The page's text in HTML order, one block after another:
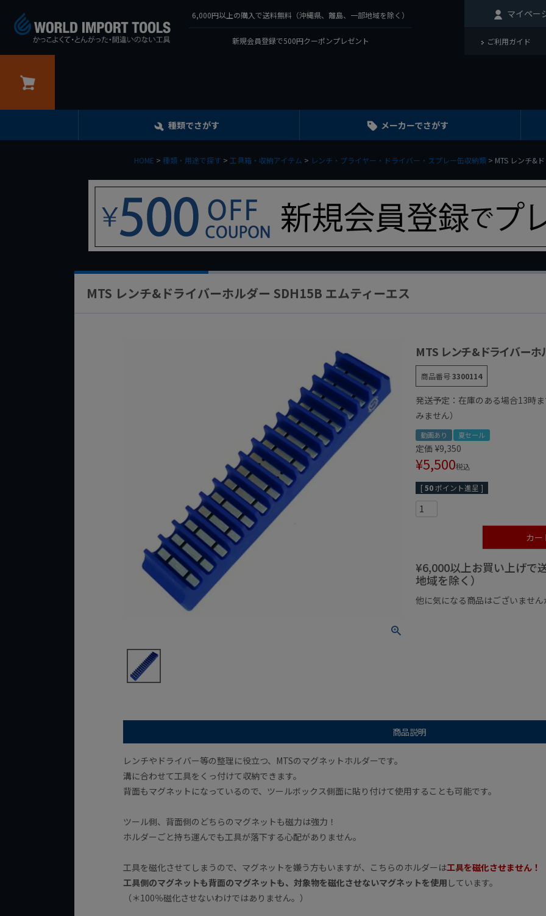
6,000円以上の購入で送料無料（沖縄県、離島、一部地域を除く）
新規会員登録で500円クーポンプレゼント
マイペー
ご利用ガイド
種類でさがす メーカーでさがす
HOME 種類・用途で探す 工具箱・収納アイテム レンチ・プライヤー・ドライバー・スプレー缶収納類 MTS レンチ&
MTS レンチ&ドライバーホルダー SDH15B エムティーエス
MTS レンチ&ドライバー
商品番号3300114
発送予定：在庫のある場合13時
みません）
動画あり 夏セール
定価 ¥9,350
¥5,500税込
[50ポイント進呈 ]
カー
¥6,000以上お買い上げで
地域を除く）
他に気になる商品はございません
商品説明
レンチやドライバー等の整理に役立つ、MTSのマグネットホルダーです。
溝に合わせて工具をくっ付けて収納できます。
背面もマグネットになっているので、ツールボックス側面に貼り付けて使用することも可能です。
ツール側、背面側のどちらのマグネットも磁力は強力！
ホルダーごと持ち運んでも工具が落下する心配がありません。
工具を磁化させてしまうので、マグネットを嫌う方もいますが、こちらのホルダーは工具を磁化させません！
工具側のマグネットも背面のマグネットも、対象物を磁化させないマグネットを使用 しています。
（＊100％磁化させないわけではありません。）